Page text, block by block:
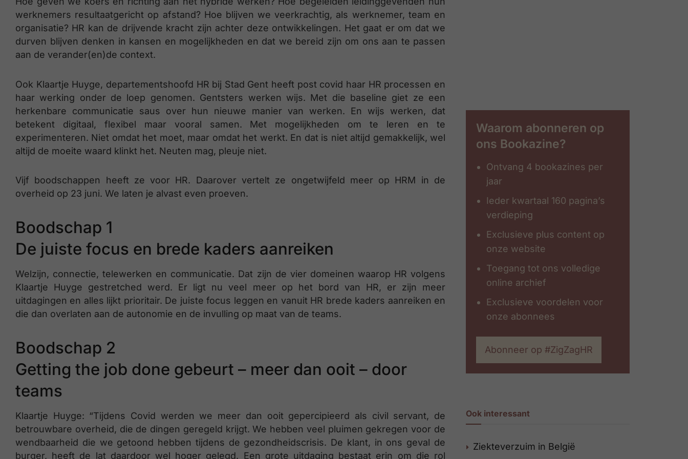
werknemers resultaatgericht op afstand? Hoe blijven we veerkrachtig, als werknemer, team en
organisatie? HR kan de drijvende kracht zijn achter deze ontwikkelingen. Het gaat er om dat we
durven blijven denken in kansen en mogelijkheden en dat we bereid zijn om ons aan te passen
aan de verander(en)de context.
Ook Klaartje Huyge, departementshoofd HR bij Stad Gent heeft post covid haar HR processen en
haar werking onder de loep genomen. Gentsters werken wijs. Met die baseline giet ze een
herkenbare communicatie saus over hun nieuwe manier van werken. En wijs werken, dat
betekent digitaal, flexibel maar vooral samen. Met mogelijkheden om te leren en te
experimenteren. Niet omdat het moet, maar omdat het werkt. En dat is niet altijd gemakkelijk, wel
altijd de moeite waard klinkt het. Neuten mag, pleuje niet.
Vijf boodschappen heeft ze voor HR. Daarover vertelt ze ongetwijfeld meer op HRM in de
overheid op 23 juni. We laten je alvast even proeven.
Boodschap 1
De juiste focus en brede kaders aanreiken
Welzijn, connectie, telewerken en communicatie. Dat zijn de vier domeinen waarop HR volgens
Klaartje Huyge gestretched werd. Er ligt nu veel meer op het bord van HR, er zijn meer
uitdagingen en alles lijkt prioritair. De juiste focus leggen en vanuit HR brede kaders aanreiken en
die dan overlaten aan de autonomie en de invulling op maat van de teams.
Boodschap 2
Getting the job done gebeurt – meer dan ooit – door
teams
Klaartje Huyge: “Tijdens Covid werden we meer dan ooit gepercipieerd als civil servant, de
betrouwbare overheid, die de dingen geregeld krijgt. We hebben veel pluimen gekregen voor de
wendbaarheid die we getoond hebben tijdens de gezondheidscrisis. De klant, in ons geval de
burger, heeft de lat daardoor wel hoger gelegd. Een grote uitdaging bestaat erin om die rol
Waarom abonneren op
ons Bookazine?
Ontvang 4 bookazines per
jaar
Ieder kwartaal 160 pagina’s
verdieping
Exclusieve plus content op
onze website
Toegang tot ons volledige
online archief
Exclusieve voordelen voor
onze abonnees
Abonneer op #ZigZagHR
Ook interessant
Ziekteverzuim in België